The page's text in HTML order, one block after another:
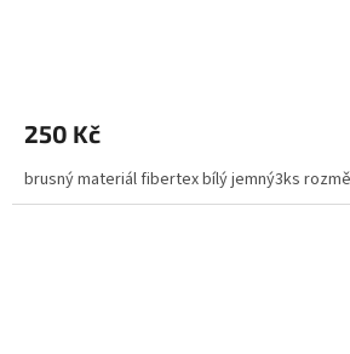
250 Kč
brusný materiál fibertex bílý jemný3ks